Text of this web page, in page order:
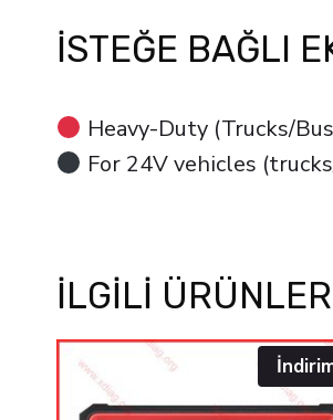
İSTEĞE BAĞLI
Heavy-Duty (Trucks/
For 24V vehicles
İLGILI ÜRÜNLER